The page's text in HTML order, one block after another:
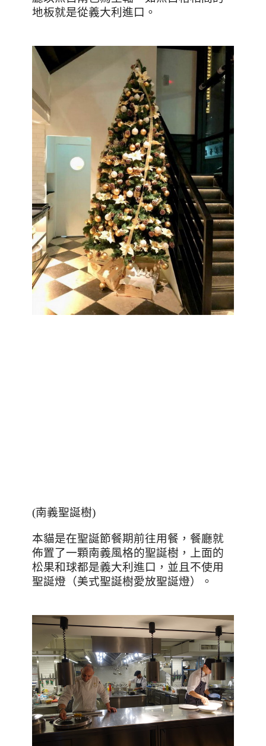
地板就是從義大利進口。
(南義聖誕樹)
本貓是在聖誕節餐期前往用餐，餐廳就
佈置了一顆南義風格的聖誕樹，上面的
松果和球都是義大利進口，並且不使用
聖誕燈（美式聖誕樹愛放聖誕燈）。